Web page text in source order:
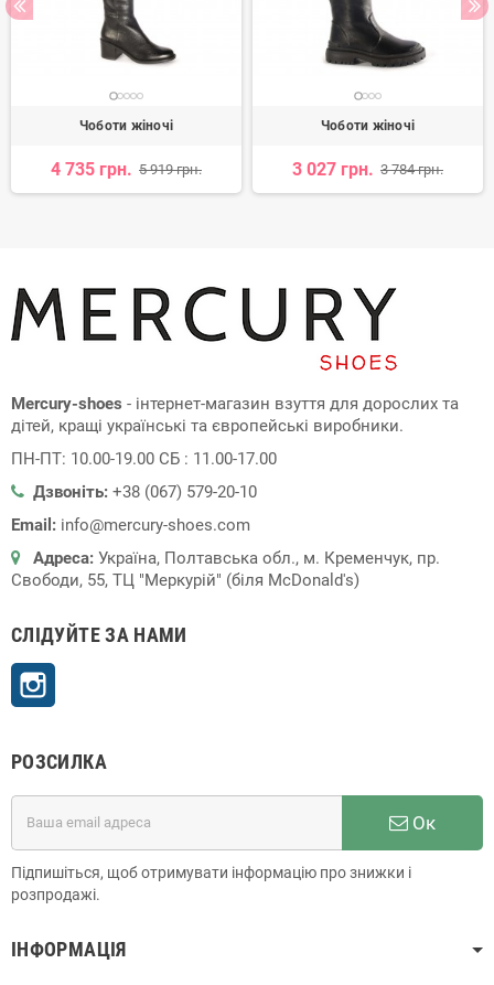
Чоботи жіночі
4 735 грн. 5 919 грн.
Чоботи жіночі
3 027 грн. 3 784 грн.
Mercury-shoes - інтернет-магазин взуття для дорослих та
дітей, кращі українські та європейські виробники.
ПН-ПТ: 10.00-19.00 СБ : 11.00-17.00
Дзвоніть: +38 (067) 579-20-10
Email: info@mercury-shoes.com
Адреса: Україна, Полтавська обл., м. Кременчук, пр.
Свободи, 55, ТЦ "Меркурій" (біля McDonald's)
СЛІДУЙТЕ ЗА НАМИ
РОЗСИЛКА
Ок
Підпишіться, щоб отримувати інформацію про знижки і
розпродажі.
ІНФОРМАЦІЯ